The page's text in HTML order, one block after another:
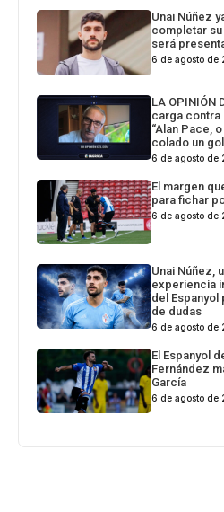
Unai Núñez
completar
será
6 de agosto de
LA OPINIÓN
carga contra
“Alan Pace,
colado un
6 de agosto de
El margen
para fichar
6 de agosto de
Unai Núñez,
experiencia
del Espanyol
de dudas
6 de agosto de
El Espanyol
Fernández
García
6 de agosto de